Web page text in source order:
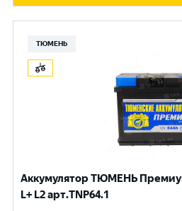
ТЮМЕНЬ
Аккумулятор ТЮМЕНЬ
L+ L2 арт.TNP64.1